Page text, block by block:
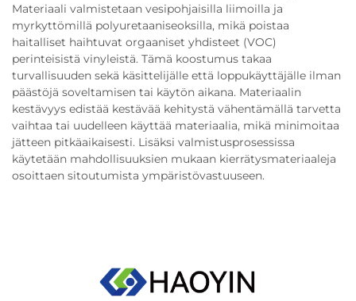
Materiaali valmistetaan vesipohjaisilla liimoilla ja
myrkyttömillä polyuretaaniseoksilla, mikä poistaa
haitalliset haihtuvat orgaaniset yhdisteet (VOC)
perinteisistä vinyleistä. Tämä koostumus takaa
turvallisuuden sekä käsittelijälle että loppukäyttäjälle ilman
päästöjä soveltamisen tai käytön aikana. Materiaalin
kestävyys edistää kestävää kehitystä vähentämällä tarvetta
vaihtaa tai uudelleen käyttää materiaalia, mikä minimoitaa
jätteen pitkäaikaisesti. Lisäksi valmistusprosessissa
käytetään mahdollisuuksien mukaan kierrätysmateriaaleja
osoittaen sitoutumista ympäristövastuuseen.